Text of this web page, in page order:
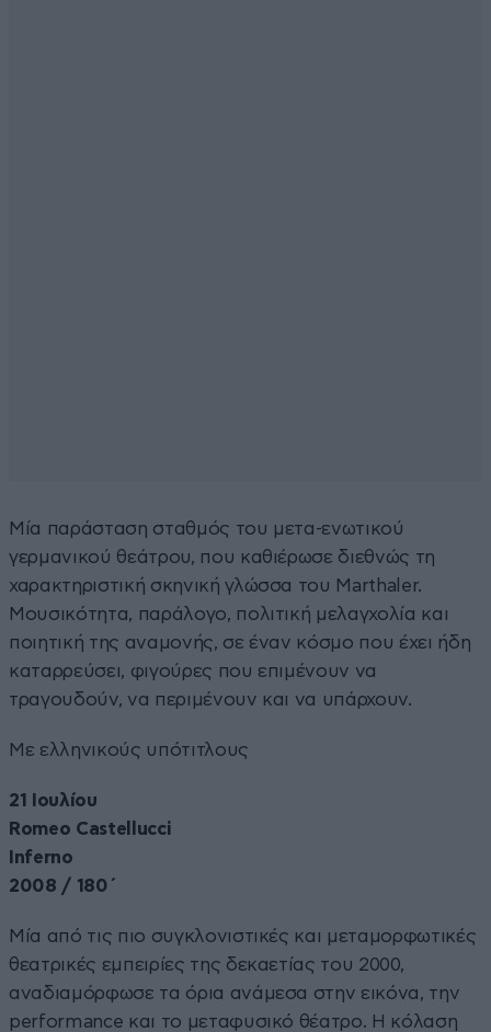
Μία παράσταση σταθμός του μετα-ενωτικού
γερμανικού θεάτρου, που καθιέρωσε διεθνώς τη
χαρακτηριστική σκηνική γλώσσα του Marthaler.
Μουσικότητα, παράλογο, πολιτική μελαγχολία και
ποιητική της αναμονής, σε έναν κόσμο που έχει ήδη
καταρρεύσει, φιγούρες που επιμένουν να
τραγουδούν, να περιμένουν και να υπάρχουν.
Με ελληνικούς υπότιτλους
21 Ιουλίου
Romeo Castellucci
Inferno
2008 / 180΄
Μία από τις πιο συγκλονιστικές και μεταμορφωτικές
θεατρικές εμπειρίες της δεκαετίας του 2000,
αναδιαμόρφωσε τα όρια ανάμεσα στην εικόνα, την
performance και το μεταφυσικό θέατρο. Η κόλαση